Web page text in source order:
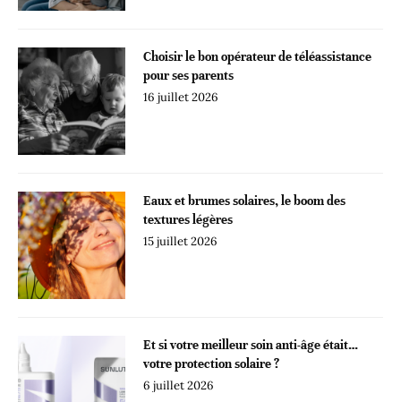
Choisir le bon opérateur de téléassistance
pour ses parents
16 juillet 2026
Eaux et brumes solaires, le boom des
textures légères
15 juillet 2026
Et si votre meilleur soin anti-âge était…
votre protection solaire ?
6 juillet 2026